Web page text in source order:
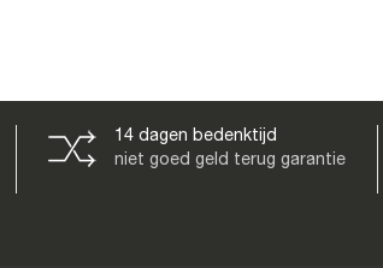
14 dagen bedenktijd
niet goed geld terug garantie